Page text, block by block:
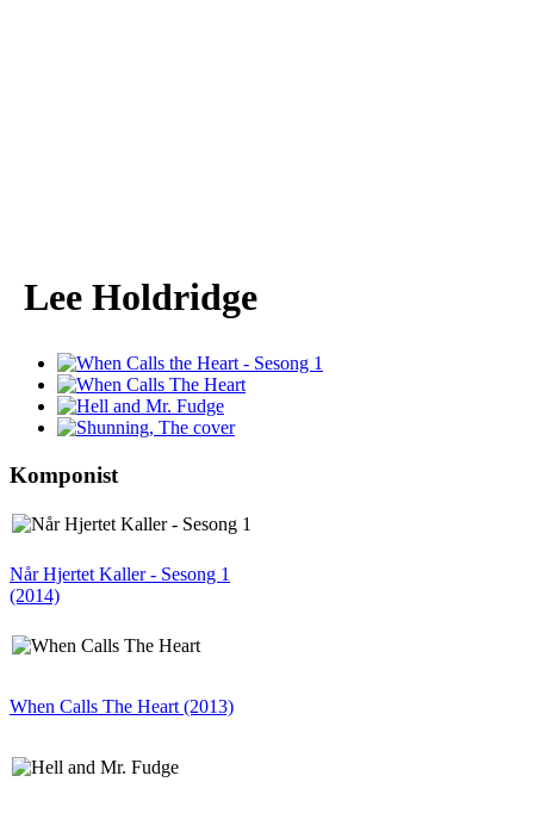
Lee Holdridge
Komponist
Når Hjertet Kaller - Sesong 1
(2014)
When Calls The Heart (2013)